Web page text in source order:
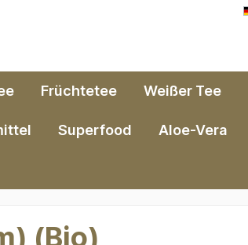
Früchtetee Weißer Tee
Superfood Aloe-Vera
(Bio)